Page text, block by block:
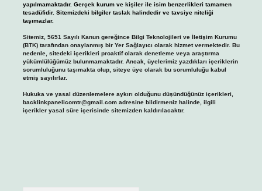
yapılmamaktadır. Gerçek kurum ve kişiler ile isim benzerlikleri tamamen
tesadüfidir. Sitemizdeki bilgiler taslak halindedir ve tavsiye niteliği
taşımazlar.
Sitemiz, 5651 Sayılı Kanun gereğince Bilgi Teknolojileri ve İletişim Kurumu
(BTK) tarafından onaylanmış bir Yer Sağlayıcı olarak hizmet vermektedir. Bu
nedenle, sitedeki içerikleri proaktif olarak denetleme veya araştırma
yükümlülüğümüz bulunmamaktadır. Ancak, üyelerimiz yazdıkları içeriklerin
sorumluluğunu taşımakta olup, siteye üye olarak bu sorumluluğu kabul
etmiş sayılırlar.
Hukuka ve yasal düzenlemelere aykırı olduğunu düşündüğünüz içerikleri,
backlinkpanelicomtr@gmail.comadresine bildirmeniz halinde, ilgili
içerikler yasal süre içerisinde sitemizden kaldırılacaktır.